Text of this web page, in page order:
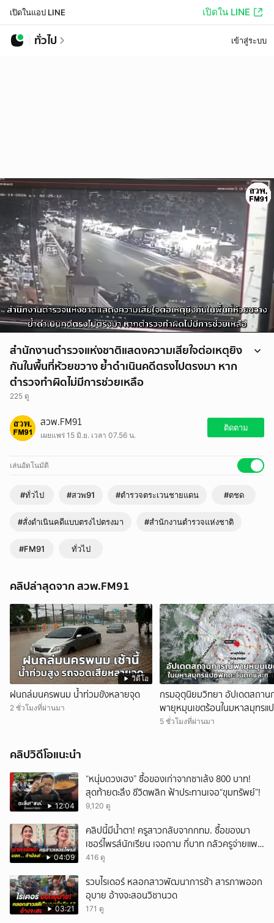
เปิดในแอป LINE เปิดใน LINE
ทั่วไป เข้าสู่ระบบ
สำนักงานตำรวจแห่งชาติแสดงความเสียใจต่อเหตุยิง
กันในพื้นที่ห้วยขวาง ย้ำดำเนินคดีตรงไปตรงมา หาก
ตำรวจทำผิดไม่มีการช่วยเหลือ
225 ดู
สำนักงานตำรวจแห่งชาติแสดงความเสียใจต่อเหตุยิงกันในพื้นที่ห้วยขวาง ย้ำ
ดำเนินคดีตรงไปตรงมา หากตำรวจทำผิดไม่มีการช่วยเหลือ
https://www.fm91bkk.com/newsarticle/73790
สวพ.FM91
เผยแพร่ 15 มิ.ย. เวลา 07.56 น.
ติดตาม
เล่นอัตโนมัติ
#ทั่วไป #สวพ91 #ตำรวจตระเวนชายแดน #ตชด
#สั่งดำเนินคดีแบบตรงไปตรงมา #สำนักงานตำรวจแห่งชาติ
#FM91 ทั่วไป
คลิปล่าสุดจาก สวพ.FM91
วิดีโอ
ฝนถล่มนครพนม น้ำท่วมขังหลายจุด
2 ชั่วโมงที่ผ่านมา
กรมอุตุนิยมวิทยา อัปเดตสถา
พายุหมุนเขตร้อนในมหาสมุทรแ
ตะวันตกและทะเลจีนใต้
5 ชั่วโมงที่ผ่านมา
คลิปวิดีโอแนะนำ
12:04
“หนุ่มดวงเฮง” ซื้อของเก่าจากซาเล้ง 800 บาท!
สุดท้ายตะลึง ชีวิตพลิก ฟ้าประทานเจอ“ขุมทรัพย์”!
9,120 ดู
04:09
คลิปนี้มีน้ำตา! ครูสาวกลับจากกทม. ซื้อของมา
เซอร์ไพรส์นักเรียน เจอถาม กี่บาท กลัวครูจ่ายแพง
w
416 ดู
03:21
รวบไรเดอร์ หลอกสาวพัฒนาการช้า สารภาพออก
อุบาย อ้างจะสอนวิชานวด
171 ดู